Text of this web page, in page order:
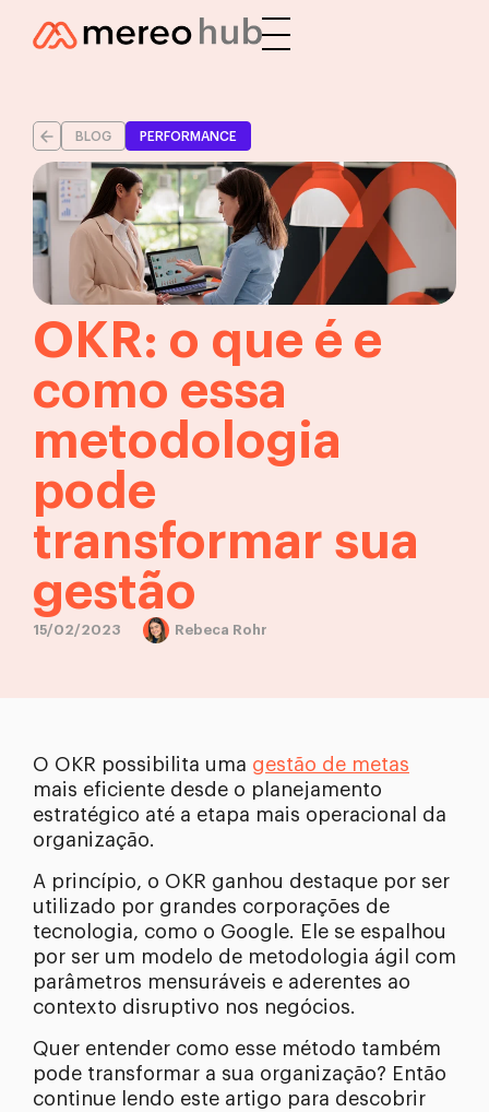
BLOG PERFORMANCE
OKR: o que é e
como essa
metodologia
pode
transformar sua
gestão
15/02/2023 Rebeca Rohr
O OKR possibilita uma gestão de metas
mais eficiente desde o planejamento
estratégico até a etapa mais operacional da
organização.
A princípio, o OKR ganhou destaque por ser
utilizado por grandes corporações de
tecnologia, como o Google. Ele se espalhou
por ser um modelo de metodologia ágil com
parâmetros mensuráveis e aderentes ao
contexto disruptivo nos negócios.
Quer entender como esse método também
pode transformar a sua organização? Então
continue lendo este artigo para descobrir